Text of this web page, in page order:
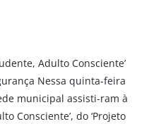
Adulto Consciente’
Nessa quinta-feira
municipal assisti-ram à
Consciente’, do ‘Projeto